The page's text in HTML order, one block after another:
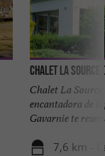
Chalet la Source
Chalet La
encantadora de
Gavarnie te
7,6 km -